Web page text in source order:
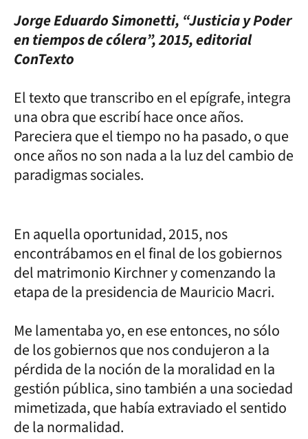
Jorge Eduardo Simonetti, “Justicia y Poder
en tiempos de cólera”, 2015, editorial
ConTexto
El texto que transcribo en el epígrafe, integra
una obra que escribí hace once años.
Pareciera que el tiempo no ha pasado, o que
once años no son nada a la luz del cambio de
paradigmas sociales.
En aquella oportunidad, 2015, nos
encontrábamos en el final de los gobiernos
del matrimonio Kirchner y comenzando la
etapa de la presidencia de Mauricio Macri.
Me lamentaba yo, en ese entonces, no sólo
de los gobiernos que nos condujeron a la
pérdida de la noción de la moralidad en la
gestión pública, sino también a una sociedad
mimetizada, que había extraviado el sentido
de la normalidad.